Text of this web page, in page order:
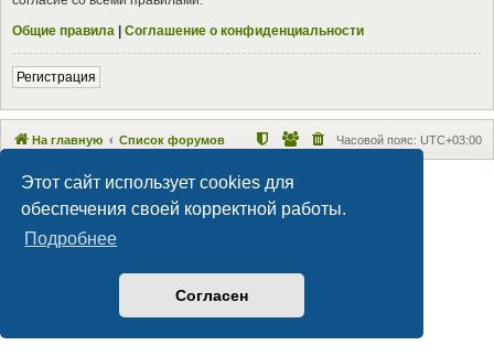
Этот сайт использует cookies для
обеспечения своей корректной работы.
Подробнее
Согласен
Общие правила | Соглашение о конфиденциальности
Регистрация
На главную Список форумов Часовой пояс: UTC+03:00
Maxthon style by Culprit. Updated for phpBB3.2 by
Создано на основе
® Forum Software © phpBB Limited
Русская поддержка phpBB